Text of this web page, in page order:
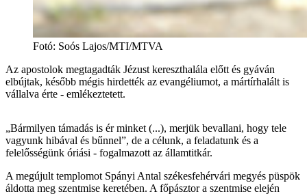
Fotó: Soós Lajos/MTI/MTVA
Az apostolok megtagadták Jézust kereszthalála előtt és gyáván
elbújtak, később mégis hirdették az evangéliumot, a mártírhalált is
vállalva érte - emlékeztetett.
„Bármilyen támadás is ér minket (...), merjük bevallani, hogy tele
vagyunk hibával és bűnnel”, de a célunk, a feladatunk és a
felelősségünk óriási - fogalmazott az államtitkár.
A megújult templomot Spányi Antal székesfehérvári megyés püspök
áldotta meg szentmise keretében. A főpásztor a szentmise elején